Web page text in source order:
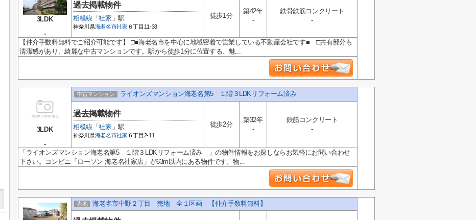
3LDK
-
過去掲載物件
相模線 「社家 」駅
神奈川県海老名市社家 ６丁目11-33
徒歩1分
築42年
-
鉄骨鉄筋コンクリート
-
【仲介手数料無料でご紹介可能です】 □■海老名市を中心に地域密着で営業している不動産会社です■ □共有部分も
清潔感があり、綺麗な中古マンションです。駅から徒歩1分に位置する、魅...
3LDK
-
中古マンション ライオンズマンション海老名第5 １階３LDKリフォーム済み
過去掲載物件
相模線 「社家 」駅
神奈川県海老名市社家 ６丁目2-11
徒歩2分
築32年
-
鉄筋コンクリート
-
「ライオンズマンション海老名第5 １階３LDKリフォーム済み 」の物件情報をお探しならお気軽にお問い合わせ
下さい。コンビニ「ローソン 海老名社家店」が63m以内にある物件です。物...
売地 海老名市中野２丁目 売地 全１区画 【仲介手数料無料】